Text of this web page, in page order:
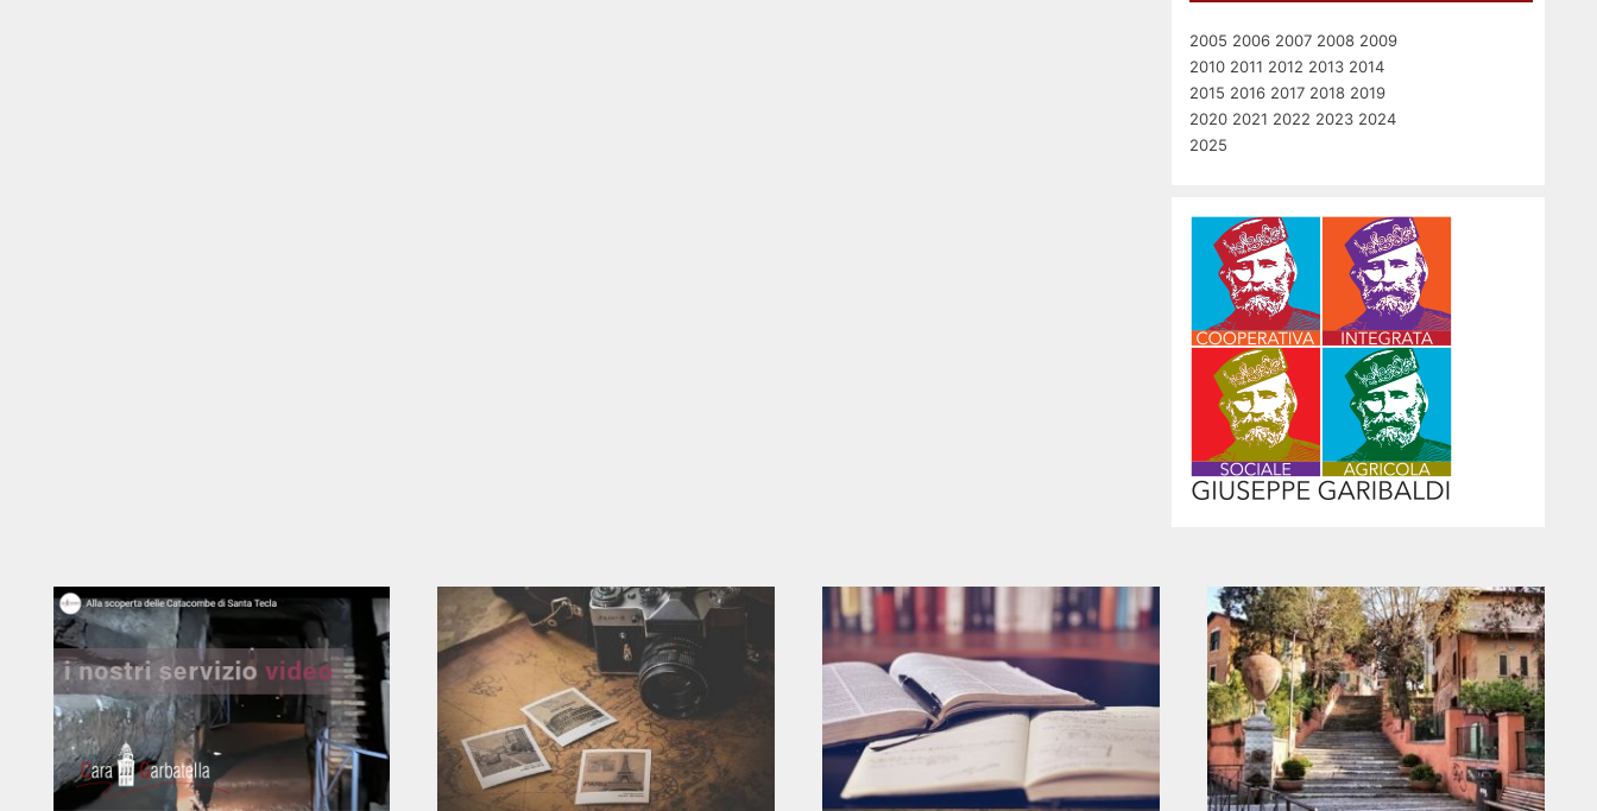
2005 2006 2007 2008 2009
2010 2011 2012 2013 2014
2015 2016 2017 2018 2019
2020 2021 2022 2023 2024
2025